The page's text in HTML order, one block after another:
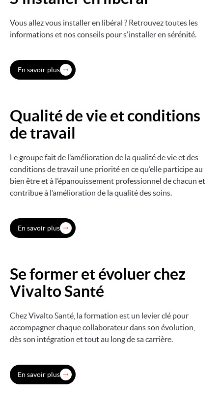
Vous allez vous installer en libéral ? Retrouvez toutes les
informations et nos conseils pour s'installer en sérénité.
En savoir plus
Image
Qualité de vie et conditions
de travail
Le groupe fait de l’amélioration de la qualité de vie et des
conditions de travail une priorité en ce qu’elle participe au
bien être et à l’épanouissement professionnel de chacun et
contribue à l’amélioration de la qualité des soins.
En savoir plus
Image
Se former et évoluer chez
Vivalto Santé
Chez Vivalto Santé, la formation est un levier clé pour
accompagner chaque collaborateur dans son évolution,
dès son intégration et tout au long de sa carrière.
En savoir plus